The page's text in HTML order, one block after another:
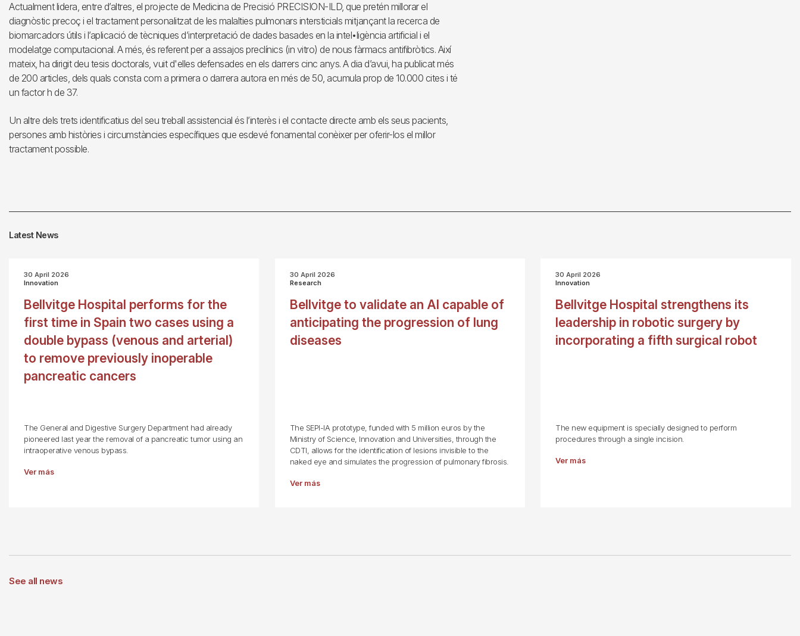
Actualment lidera, entre d’altres, el projecte de Medicina de Precisió PRECISION-ILD, que pretén millorar el
diagnòstic precoç i el tractament personalitzat de les malalties pulmonars intersticials mitjançant la recerca de
biomarcadors útils i l’aplicació de tècniques d’interpretació de dades basades en la intel•ligència artificial i el
modelatge computacional. A més, és referent per a assajos preclínics (in vitro) de nous fàrmacs antifibròtics. Així
mateix, ha dirigit deu tesis doctorals, vuit d'elles defensades en els darrers cinc anys. A dia d’avui, ha publicat més
de 200 articles, dels quals consta com a primera o darrera autora en més de 50, acumula prop de 10.000 cites i té
un factor h de 37.
Un altre dels trets identificatius del seu treball assistencial és l’interès i el contacte directe amb els seus pacients,
persones amb històries i circumstàncies específiques que esdevé fonamental conèixer per oferir-los el millor
tractament possible.
Latest News
30 April 2026
Innovation
Bellvitge Hospital performs for the
first time in Spain two cases using a
double bypass (venous and arterial)
to remove previously inoperable
pancreatic cancers
The General and Digestive Surgery Department had already
pioneered last year the removal of a pancreatic tumor using an
intraoperative venous bypass.
Ver más
30 April 2026
Research
Bellvitge to validate an AI capable of
anticipating the progression of lung
diseases
The SEPI-IA prototype, funded with 5 million euros by the
Ministry of Science, Innovation and Universities, through the
CDTI, allows for the identification of lesions invisible to the
naked eye and simulates the progression of pulmonary fibrosis.
Ver más
30 April 2026
Innovation
Bellvitge Hospital strengthens its
leadership in robotic surgery by
incorporating a fifth surgical robot
The new equipment is specially designed to perform
procedures through a single incision.
Ver más
See all news